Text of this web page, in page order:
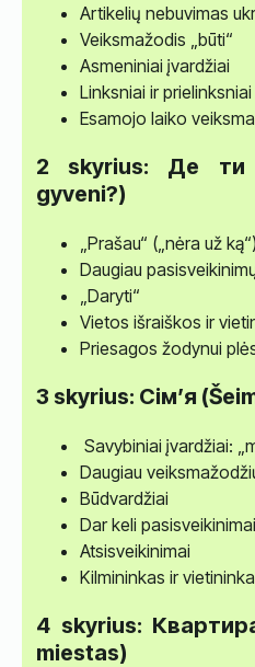
Artikelių nebuvimas
Veiksmažodis „būti“
Asmeniniai įvardžiai
Linksniai ir prielinksniai
Esamojo laiko
2 skyrius: Де
gyveni?)
„Prašau“ („nėra už ką“)
Daugiau
„Daryti“
Vietos išraiškos ir
Priesagos žodynui
3 skyrius: Сім’я
Savybiniai įvardžiai:
Daugiau
Būdvardžiai
Dar keli pasisveikinimai
Atsisveikinimai
Kilmininkas ir
4 skyrius:
miestas)